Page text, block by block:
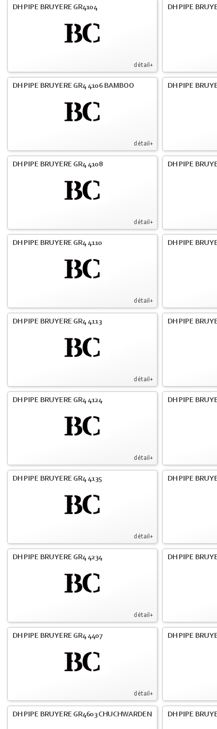
détail+
DH PIPE BRUYERE GR4104 DH PIPE
détail+
DH PIPE BRUYERE GR4 4106 BAMBOO DH PIPE
détail+
DH PIPE BRUYERE GR4 4108 DH PIPE
détail+
DH PIPE BRUYERE GR4 4110 DH PIPE
détail+
DH PIPE BRUYERE GR4 4113 DH PIPE
détail+
DH PIPE BRUYERE GR4 4124 DH PIPE
détail+
DH PIPE BRUYERE GR4 4135 DH PIPE
détail+
DH PIPE BRUYERE GR4 4234 DH PIPE
détail+
DH PIPE BRUYERE GR4 4407 DH PIPE
DH PIPE BRUYERE GR4603 CHUCHWARDEN DH PIPE